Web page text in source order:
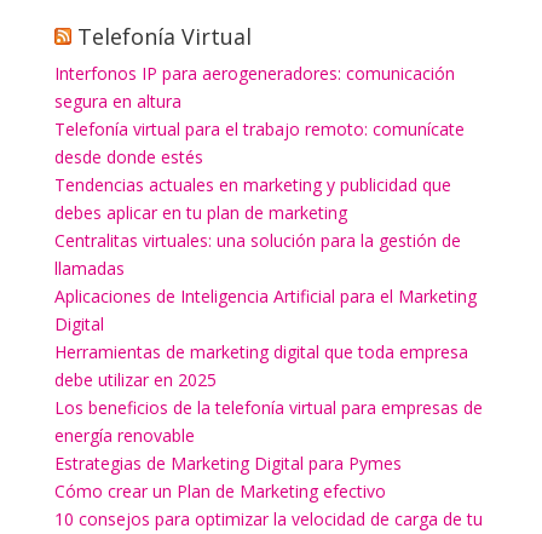
Telefonía Virtual
Interfonos IP para aerogeneradores: comunicación
segura en altura
Telefonía virtual para el trabajo remoto: comunícate
desde donde estés
Tendencias actuales en marketing y publicidad que
debes aplicar en tu plan de marketing
Centralitas virtuales: una solución para la gestión de
llamadas
Aplicaciones de Inteligencia Artificial para el Marketing
Digital
Herramientas de marketing digital que toda empresa
debe utilizar en 2025
Los beneficios de la telefonía virtual para empresas de
energía renovable
Estrategias de Marketing Digital para Pymes
Cómo crear un Plan de Marketing efectivo
10 consejos para optimizar la velocidad de carga de tu